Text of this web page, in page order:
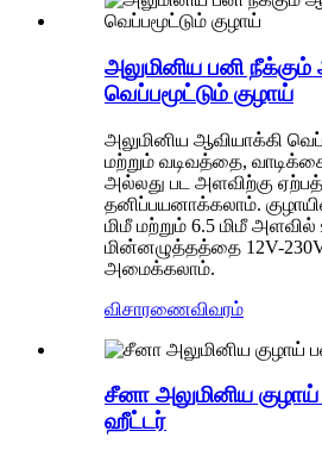
அலுமினிய பனி
வெப்பமூட்டும் குழாய்
அலுமினிய ஆவியாக்கி
மற்றும் வடிவத்தை,
அல்லது பட அளவிற்கு ஏற்பத்
தனிப்பயனாக்கலாம்.
மிமீ மற்றும் 6.5 மிமீ
மின்னழுத்தத்தை 12V-
அமைக்கலாம்.
விசாரணைவிவரம்
சீனா அலுமினிய
ஹீட்டர்